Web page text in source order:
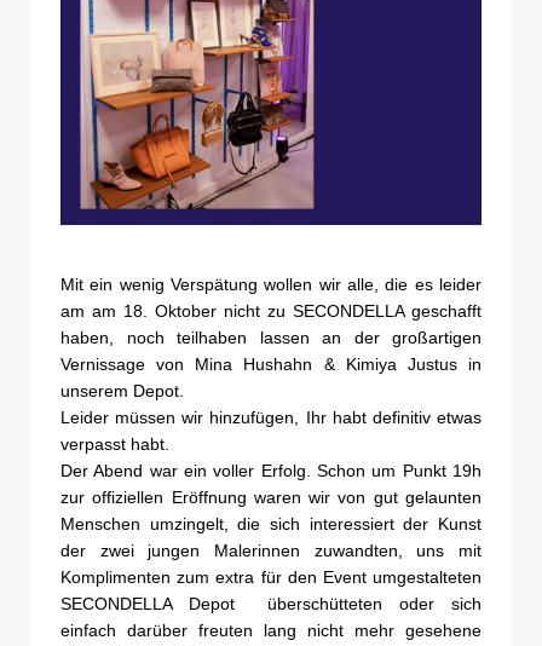
Mit ein wenig Verspätung wollen wir alle, die es leider
am am 18. Oktober nicht zu SECONDELLA geschafft
haben, noch teilhaben lassen an der großartigen
Vernissage von Mina Hushahn & Kimiya Justus in
unserem Depot.
Leider müssen wir hinzufügen, Ihr habt definitiv etwas
verpasst habt.
Der Abend war ein voller Erfolg. Schon um Punkt 19h
zur offiziellen Eröffnung waren wir von gut gelaunten
Menschen umzingelt, die sich interessiert der Kunst
der zwei jungen Malerinnen zuwandten, uns mit
Komplimenten zum extra für den Event umgestalteten
SECONDELLA Depot überschütteten oder sich
einfach darüber freuten lang nicht mehr gesehene